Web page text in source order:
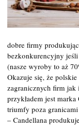
dobre firmy
bezkonkurencyjny
(nasze wyroby to aż
Okazuje się, że
zagranicznych firm
przykładem jest
triumfy poza
– Candellana